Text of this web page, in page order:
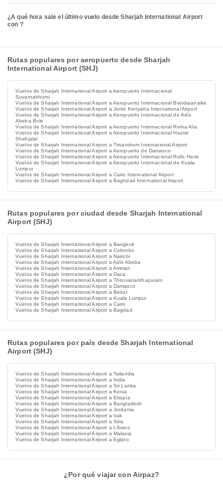
¿A qué hora sale el último vuelo desde Sharjah International Airport
con ?
Rutas populares por aeropuerto desde Sharjah
International Airport (SHJ)
Vuelos de Sharjah International Airport a Aeropuerto Internacional
Suvarnabhumi
Vuelos de Sharjah International Airport a Aeropuerto Internacional Bandaranaike
Vuelos de Sharjah International Airport a Jomo Kenyatta International Airport
Vuelos de Sharjah International Airport a Aeropuerto Internacional de Adís
Abeba Bole
Vuelos de Sharjah International Airport a Aeropuerto Internacional Reina Alia
Vuelos de Sharjah International Airport a Aeropuerto Internacional Hazrat
Shahjalal
Vuelos de Sharjah International Airport a Trivandrum International Airport
Vuelos de Sharjah International Airport a Aeropuerto de Damasco
Vuelos de Sharjah International Airport a Aeropuerto Internacional Rafic Hariri
Vuelos de Sharjah International Airport a Aeropuerto Internacional de Kuala
Lumpur
Vuelos de Sharjah International Airport a Cairo International Airport
Vuelos de Sharjah International Airport a Baghdad International Airport
Rutas populares por ciudad desde Sharjah International
Airport (SHJ)
Vuelos de Sharjah International Airport a Bangkok
Vuelos de Sharjah International Airport a Colombo
Vuelos de Sharjah International Airport a Nairobi
Vuelos de Sharjah International Airport a Adís Abeba
Vuelos de Sharjah International Airport a Amman
Vuelos de Sharjah International Airport a Daca
Vuelos de Sharjah International Airport a Thiruvananthapuram
Vuelos de Sharjah International Airport a Damasco
Vuelos de Sharjah International Airport a Beirut
Vuelos de Sharjah International Airport a Kuala Lumpur
Vuelos de Sharjah International Airport a Cairo
Vuelos de Sharjah International Airport a Bagdad
Rutas populares por país desde Sharjah International
Airport (SHJ)
Vuelos de Sharjah International Airport a Tailandia
Vuelos de Sharjah International Airport a India
Vuelos de Sharjah International Airport a Sri Lanka
Vuelos de Sharjah International Airport a Kenia
Vuelos de Sharjah International Airport a Etiopía
Vuelos de Sharjah International Airport a Bangladesh
Vuelos de Sharjah International Airport a Jordania
Vuelos de Sharjah International Airport a Irak
Vuelos de Sharjah International Airport a Siria
Vuelos de Sharjah International Airport a Líbano
Vuelos de Sharjah International Airport a Malasia
Vuelos de Sharjah International Airport a Egipto
¿Por qué viajar con Airpaz?